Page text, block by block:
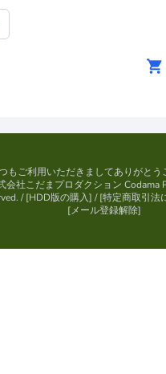
もご利用いただきましてありがとう
会社こだまプロダクション Codama
/ [HDD版の購入] / [特定商取引法
[メール登録解除]